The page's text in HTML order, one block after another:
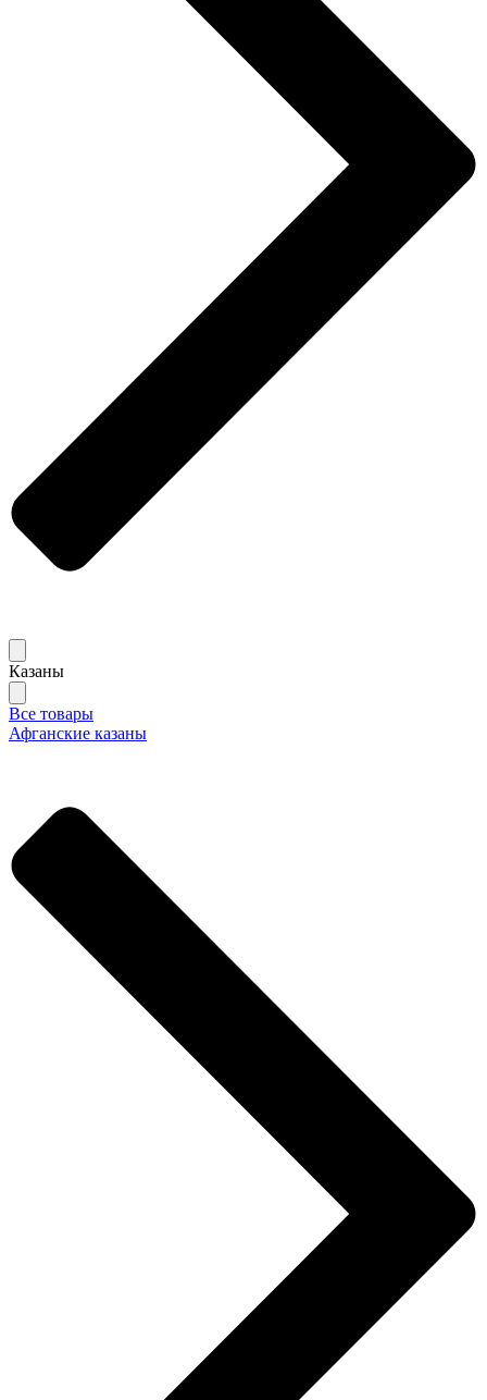
Казаны
Все товары
Афганские казаны